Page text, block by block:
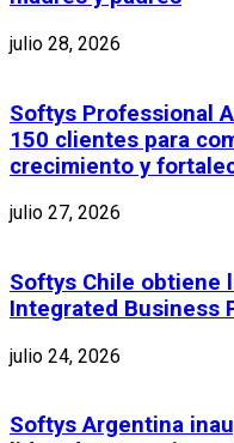
julio 28, 2026
Softys Professional
150 clientes para
crecimiento y
julio 27, 2026
Softys Chile obtiene
Integrated Business
julio 24, 2026
Softys Argentina